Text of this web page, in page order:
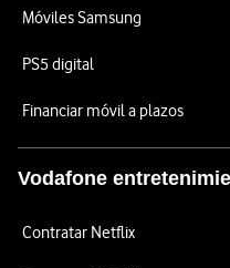
Móviles Samsung
PS5 digital
Financiar móvil a plazos
Vodafone
Contratar Netflix